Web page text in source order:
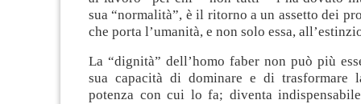
sua “normalità”, è il ritorno a un assetto dei
che porta l’umanità, e non solo essa,
La “dignità” dell’homo faber non può più
sua capacità di dominare e di trasformare
potenza con cui lo fa; diventa